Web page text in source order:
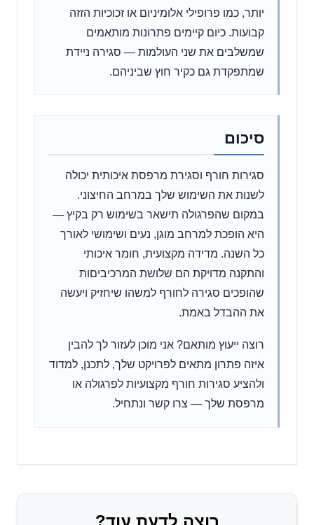
יותר, כמו פרופילי אלומיניום או זכוכיות הזזה
קבועות. כיום קיימים פתרונות מותאמים
שמשלבים את שני העולמות — סגירה ניידת
שמתפקדת גם כקיר חוץ שביניהם.
סיכום
סגירות חורף וסגירת מרפסת איכותית יכולה
לשנות את השימוש שלך במרחב החיצוני.
במקום שהפרגולה תישאר בשימוש רק בקיץ —
היא הופכת למרחב מוגן, נעים ושימושי לאורך
כל השנה. מדידה מקצועית, חומר איכותי
והתקנה מדויקת הם שלושת המרכיביםות
שהופכים סגירה לחורף למשהו שיחזיק ויעשה
את ההבדל באמת.
רוצה ייעוץ מותאם? אני מוכן לעזור לך להבין
איזה פתרון מתאים לפרויקט שלך, לתכנן, למדוד
ולהציע סגירות חורף מקצועיות לפרגולה או
מרפסת שלך — צרו קשר ונתחיל.
רוצה לדעת עוד?